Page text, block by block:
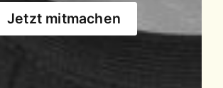
Jetzt mitmachen